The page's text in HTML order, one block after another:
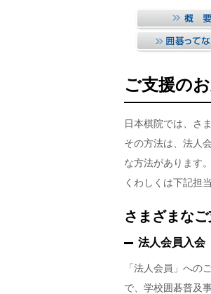
ご支援の
日本棋院では、さ
その方法は、法人
な方法があります。
くわしくは下記担
さまざまな
法人会員入会
「法人会員」への
で、学校囲碁普及